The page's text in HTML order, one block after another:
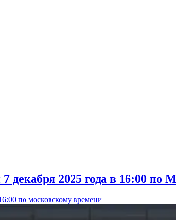
декабря 2025 года в 16:00 по
по московскому времени